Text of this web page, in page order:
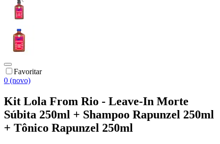
Favoritar
0 (novo)
Kit Lola From Rio - Leave-In Morte
Súbita 250ml + Shampoo Rapunzel 250ml
+ Tônico Rapunzel 250ml